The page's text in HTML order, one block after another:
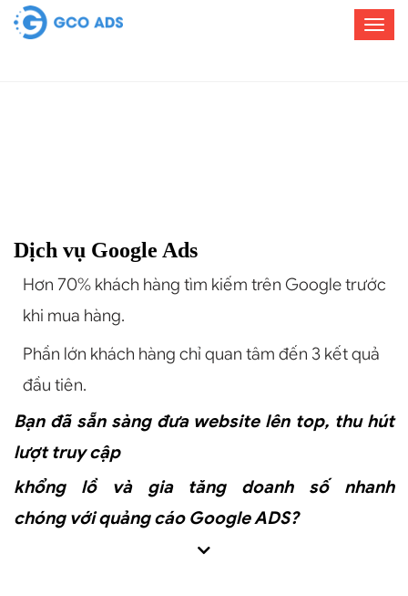
Dịch vụ Google Ads
Hơn 70% khách hàng tìm kiếm trên Google trước
khi mua hàng.
Phần lớn khách hàng chỉ quan tâm đến 3 kết quả
đầu tiên.
Bạn đã sẵn sàng đưa website lên top, thu hút
lượt truy cập
khổng lồ và gia tăng doanh số nhanh
chóng với quảng cáo Google ADS?